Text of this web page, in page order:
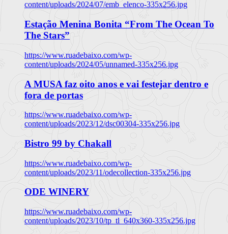
content/uploads/2024/07/emb_elenco-335x256.jpg
Estação Menina Bonita “From The Ocean To
The Stars”
https://www.ruadebaixo.com/wp-
content/uploads/2024/05/unnamed-335x256.jpg
A MUSA faz oito anos e vai festejar dentro e
fora de portas
https://www.ruadebaixo.com/wp-
content/uploads/2023/12/dsc00304-335x256.jpg
Bistro 99 by Chakall
https://www.ruadebaixo.com/wp-
content/uploads/2023/11/odecollection-335x256.jpg
ODE WINERY
https://www.ruadebaixo.com/wp-
content/uploads/2023/10/tp_tl_640x360-335x256.jpg